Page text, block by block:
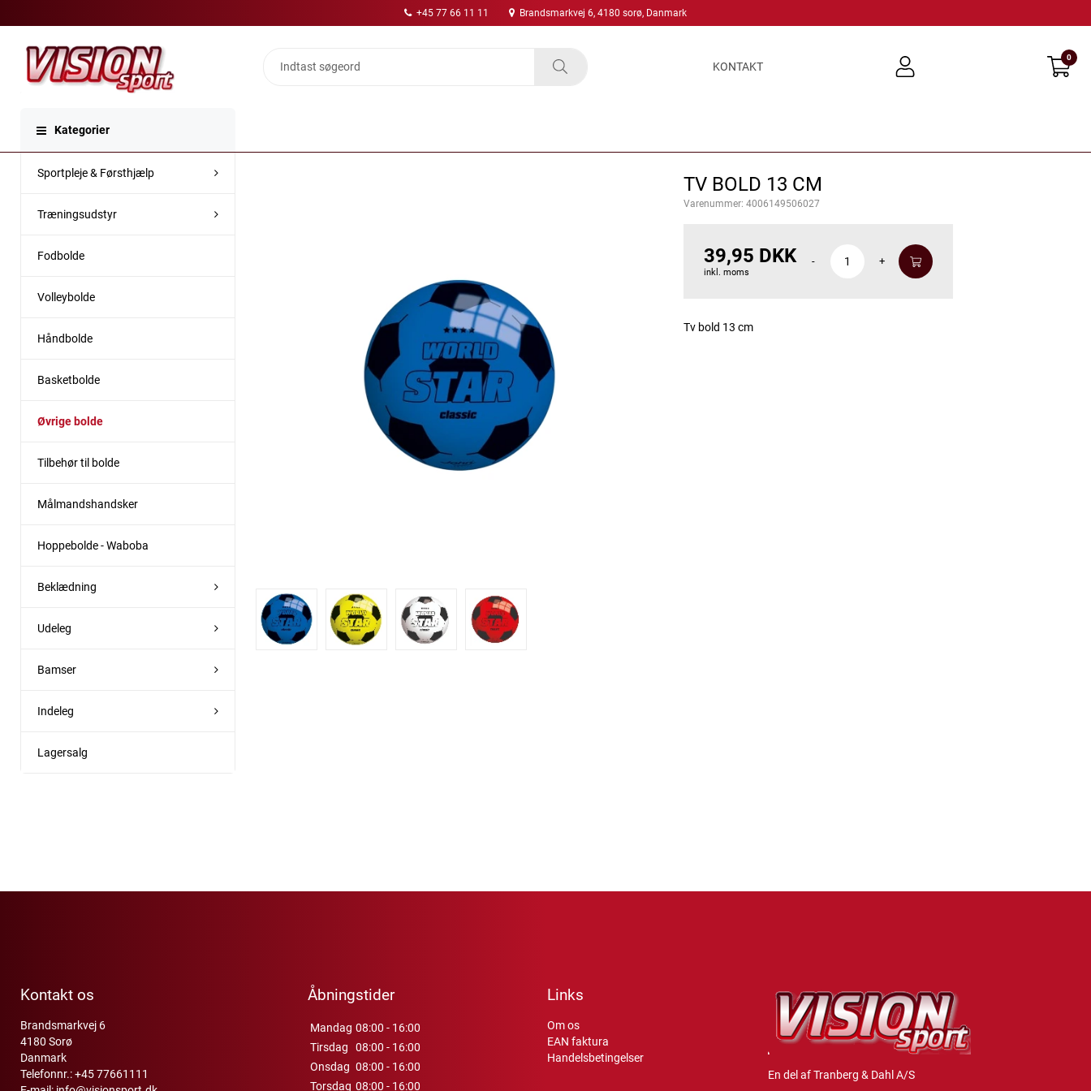
+45 77 66 11 11 Brandsmarkvej 6, 4180 sorø, Danmark
KONTAKT
0
Kategorier
Sportpleje & Førsthjælp
Træningsudstyr
Fodbolde
Volleybolde
Håndbolde
Basketbolde
Øvrige bolde
Tilbehør til bolde
Målmandshandsker
Hoppebolde - Waboba
Beklædning
Udeleg
Bamser
Indeleg
Lagersalg
TV BOLD 13 CM
Varenummer: 4006149506027
39,95 DKK
inkl. moms
- +
Tv bold 13 cm
Kontakt os
Brandsmarkvej 6
4180 Sorø
Danmark
Telefonnr.:+45 77661111
Åbningstider
Mandag 08:00 - 16:00
Tirsdag
08:00 - 16:00
Onsdag 08:00 - 16:00
Torsdag 08:00 - 16:00
Links
Om os
EAN faktura
Handelsbetingelser
En del af Tranberg & Dahl A/S